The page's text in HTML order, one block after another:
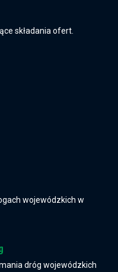
składania ofert.
wojewódzkich w
dróg wojewódzkich